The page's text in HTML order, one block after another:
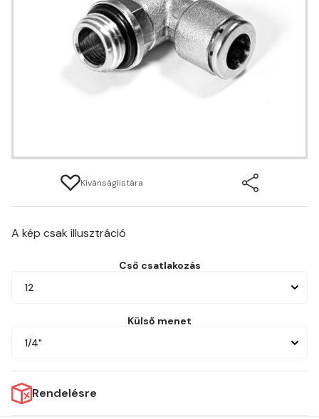
Kívánságlistára
A kép csak illusztráció
Cső csatlakozás
12
Külső menet
1/4"
Rendelésre